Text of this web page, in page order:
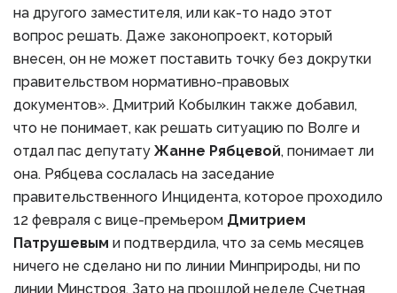
на другого заместителя, или как-то надо этот
вопрос решать. Даже законопроект, который
внесен, он не может поставить точку без докрутки
правительством нормативно-правовых
документов». Дмитрий Кобылкин также добавил,
что не понимает, как решать ситуацию по Волге и
отдал пас депутату Жанне Рябцевой, понимает ли
она. Рябцева сослалась на заседание
правительственного Инцидента, которое проходило
12 февраля с вице-премьером Дмитрием
Патрушевым и подтвердила, что за семь месяцев
ничего не сделано ни по линии Минприроды, ни по
линии Минстроя. Зато на прошлой неделе Счетная